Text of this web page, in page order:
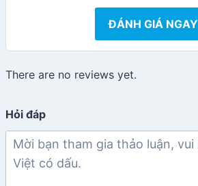
ĐÁNH GIÁ NGAY
There are no reviews yet.
Hỏi đáp